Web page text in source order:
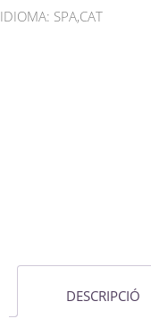
IDIOMA: SPA,CAT
DESCRIPCIÓ